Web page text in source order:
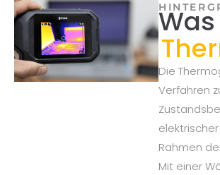
Die
Verfahren
Rahmen
Mit einer